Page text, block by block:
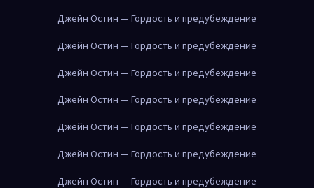
Джейн Остин — Гордость и предубеждение
Джейн Остин — Гордость и предубеждение
Джейн Остин — Гордость и предубеждение
Джейн Остин — Гордость и предубеждение
Джейн Остин — Гордость и предубеждение
Джейн Остин — Гордость и предубеждение
Джейн Остин — Гордость и предубеждение